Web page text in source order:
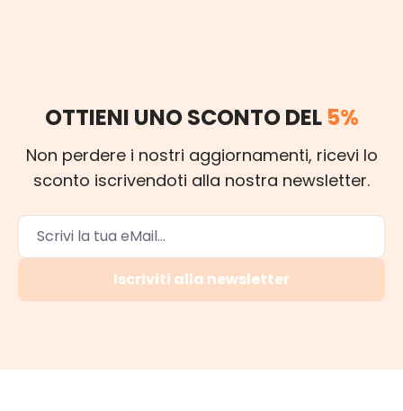
OTTIENI UNO SCONTO DEL 5%
Non perdere i nostri aggiornamenti, ricevi lo
sconto iscrivendoti alla nostra newsletter.
Iscriviti alla newsletter